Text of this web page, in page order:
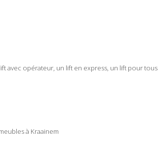
liftavec opérateur, un lift en express, un lift pour tous
à Kraainem